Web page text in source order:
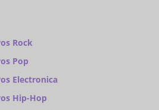
Rock
Pop
Electronica
Hip-Hop